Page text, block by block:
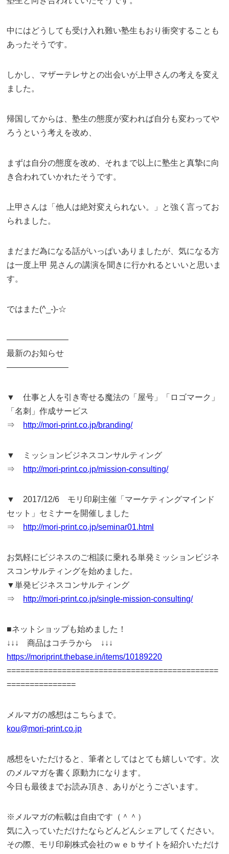
中にはどうしても受け入れ難い塾生もおり衝突することも
あったそうです。
しかし、マザーテレサとの出会いが上甲さんの考えを変え
ました。
帰国してからは、塾生の態度が変われば自分も変わってや
ろうという考えを改め、
まずは自分の態度を改め、それまで以上に塾生と真摯に向
き合われていかれたそうです。
上甲さんは「他人は絶対変えられない。」と強く言ってお
られました。
まだまだ為になる話がいっぱいありましたが、気になる方
は一度上甲 晃さんの講演を聞きに行かれるといいと思いま
す。
ではまた(^_-)-☆
———————–
最新のお知らせ
———————–
▼ 仕事と人を引き寄せる魔法の「屋号」「ロゴマーク」
「名刺」作成サービス
⇒ http://mori-print.co.jp/branding/
▼ ミッションビジネスコンサルティング
⇒ http://mori-print.co.jp/mission-consulting/
▼ 2017/12/6 モリ印刷主催「マーケティングマインド
セット」セミナーを開催しました
⇒ http://mori-print.co.jp/seminar01.html
お気軽にビジネスのご相談に乗れる単発ミッションビジネ
スコンサルティングを始めました。
▼単発ビジネスコンサルティング
⇒ http://mori-print.co.jp/single-mission-consulting/
■ネットショップも始めました！
↓↓↓ 商品はコチラから ↓↓↓
https://moriprint.thebase.in/items/10189220
==============================================
===============
メルマガの感想はこちらまで。
kou@mori-print.co.jp
感想をいただけると、筆者としてはとても嬉しいです。次
のメルマガを書く原動力になります。
今日も最後までお読み頂き、ありがとうございます。
※メルマガの転載は自由です（＾＾）
気に入っていただけたならどんどんシェアしてください。
その際、モリ印刷株式会社のｗｅｂサイトを紹介いただけ